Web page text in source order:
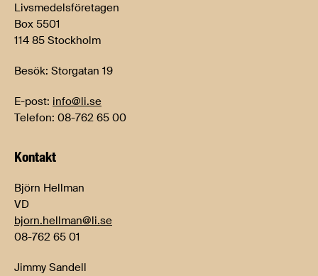
Livsmedelsföretagen
Box 5501
114 85 Stockholm
Besök: Storgatan 19
E-post: info@li.se
Telefon: 08-762 65 00
Kontakt
Björn Hellman
VD
bjorn.hellman@li.se
08-762 65 01
Jimmy Sandell